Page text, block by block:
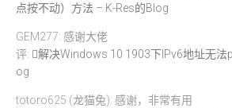
点按不动）方法 – K-Res的Blog
GEM277: 感谢大佬
评:
解决Windows 10 1903下IPv6地址无法
og
totoro625 (龙猫兔): 感谢，非常有用